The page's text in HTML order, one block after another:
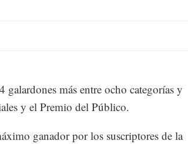
galardones más entre ocho categorías y
y el Premio del Público.
ganador por los suscriptores de la